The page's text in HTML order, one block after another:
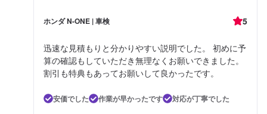
ホンダ N-ONE | 車検 5
迅速な見積もりと分かりやすい説明でした。 初めに予
算の確認もしていただき無理なくお願いできました。
割引も特典もあってお願いして良かったです。
安価でした 作業が早かったです
対応が丁寧でした